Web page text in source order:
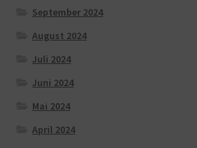
September 2024
August 2024
Juli 2024
Juni 2024
Mai 2024
April 2024